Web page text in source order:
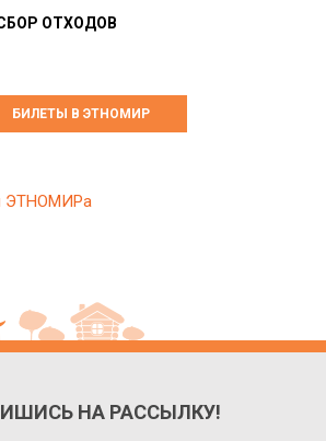
ОТХОДОВ
БИЛЕТЫ В ЭТНОМИР
ЭТНОМИРа
НА РАССЫЛКУ!